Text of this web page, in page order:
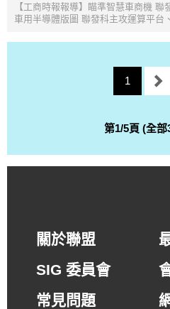
【工商時報報導】瞄準智慧車商機
車用半導體版圖 聯發科主攻運算平台
https://www.ctee.com.tw/n...
1
第1/5頁 (全部
關於聯盟
SIG 委員會
常見問題